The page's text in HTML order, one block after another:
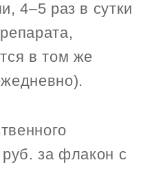
4–5 раз в сутки
в том же
за флакон с